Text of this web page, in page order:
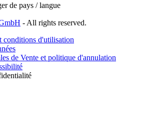
de pays / langue
- All rights reserved.
conditions d'utilisation
de Vente et politique d'annulation